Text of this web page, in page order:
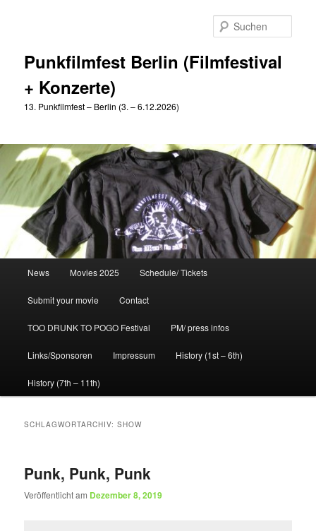
Punkfilmfest Berlin (Filmfestival
+ Konzerte)
13. Punkfilmfest – Berlin (3. – 6.12.2026)
News Movies 2025 Schedule/ Tickets
Submit your movie Contact
TOO DRUNK TO POGO Festival PM/ press infos
Links/Sponsoren Impressum History (1st – 6th)
History (7th – 11th)
SCHLAGWORTARCHIV:SHOW
Punk, Punk, Punk
Veröffentlicht am Dezember 8, 2019